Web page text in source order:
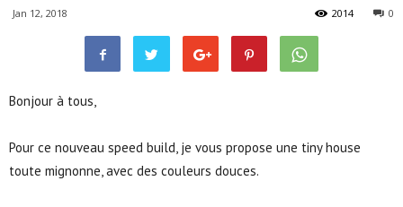
Jan 12, 2018 0
2014
Bonjour à tous,
Pour ce nouveau speed build, je vous propose une tiny house
toute mignonne, avec des couleurs douces.